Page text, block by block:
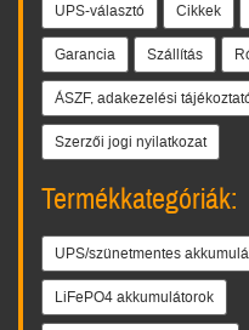
UPS-választó Cikkek
Garancia Szállítás
ÁSZF, adakezelési
Szerzői jogi nyilatkozat
Termékkategóriák:
UPS/szünetmentes
LiFePO4 akkumulátorok